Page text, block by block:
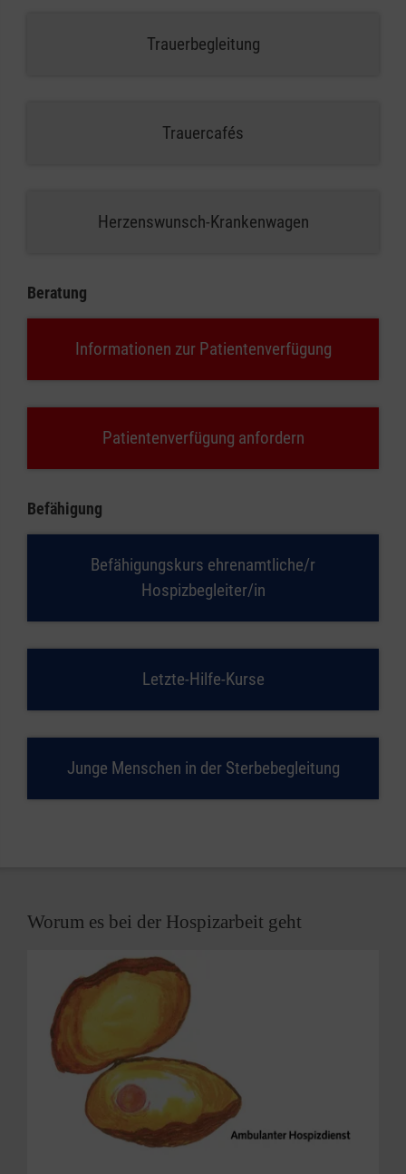
Trauerbegleitung
Trauercafés
Herzenswunsch-Krankenwagen
Beratung
Informationen zur Patientenverfügung
Patientenverfügung anfordern
Befähigung
Befähigungskurs ehrenamtliche/r
Hospizbegleiter/in
Letzte-Hilfe-Kurse
Junge Menschen in der Sterbebegleitung
Worum es bei der Hospizarbeit geht